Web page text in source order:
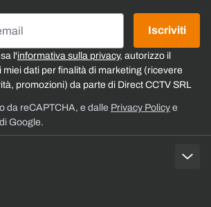
l'informativa sulla privacy, autorizzo il
dati per finalità di marketing (ricevere
promozioni) da parte di Direct CCTV SRL
Iscriviti
da reCAPTCHA, e dalle Privacy Policy e
di Google.